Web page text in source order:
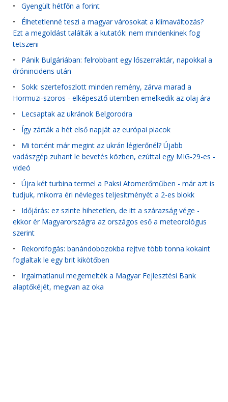
• Gyengült hétfőn a forint
• Élhetetlenné teszi a magyar városokat a klímaváltozás?
Ezt a megoldást találták a kutatók: nem mindenkinek fog
tetszeni
• Pánik Bulgáriában: felrobbant egy lőszerraktár, napokkal a
drónincidens után
• Sokk: szertefoszlott minden remény, zárva marad a
Hormuzi-szoros - elképesztő ütemben emelkedik az olaj ára
• Lecsaptak az ukránok Belgorodra
• Így zárták a hét első napját az európai piacok
• Mi történt már megint az ukrán légierőnél? Újabb
vadászgép zuhant le bevetés közben, ezúttal egy MIG-29-es -
videó
• Újra két turbina termel a Paksi Atomerőműben - már azt is
tudjuk, mikorra éri névleges teljesítményét a 2-es blokk
• Időjárás: ez szinte hihetetlen, de itt a szárazság vége -
ekkor ér Magyarországra az országos eső a meteorológus
szerint
• Rekordfogás: banándobozokba rejtve több tonna kokaint
foglaltak le egy brit kikötőben
• Irgalmatlanul megemelték a Magyar Fejlesztési Bank
alaptőkéjét, megvan az oka